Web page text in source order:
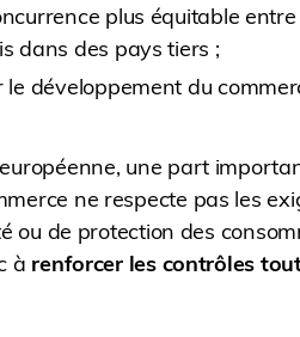
plus équitable
dans des pays tiers ;
le développement du
une part
ne respecte pas les
ou de protection des
à renforcer les contrôles